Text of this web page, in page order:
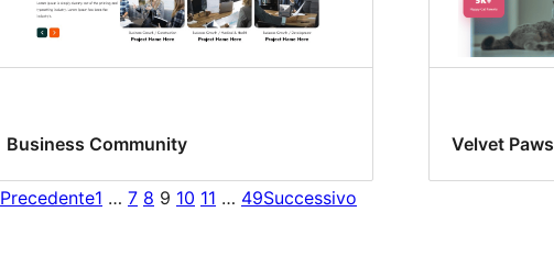
Business Community Velvet Paws
Precedente1 … 7 8 9 10 11 … 49Successivo